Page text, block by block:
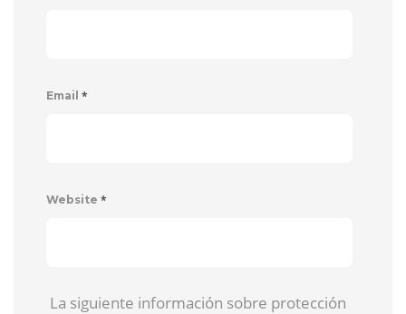
Email *
Website *
La siguiente información sobre protección